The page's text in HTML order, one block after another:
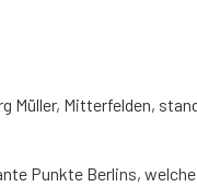
Müller, Mitterfelden,
Punkte Berlins,